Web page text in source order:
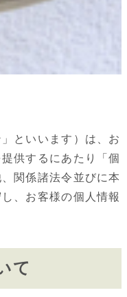
といいます）は、お
供するにあたり「個
関係諸法令並びに本
、お客様の個人情報
て